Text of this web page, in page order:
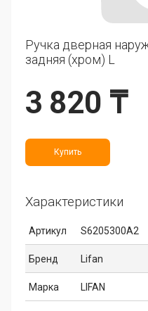
Ручка дверная
задняя (хром) L
3 820 ₸
Купить
Характеристики
Артикул S6205300A2
Бренд Lifan
Марка LIFAN